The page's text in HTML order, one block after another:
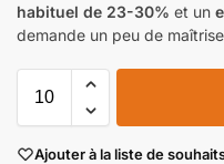
habituel de 23-30% et un
demande un peu de
Ajouter à la liste de